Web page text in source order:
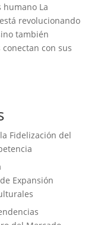
La
revolucionando
también
con sus
Fidelización del
Expansión